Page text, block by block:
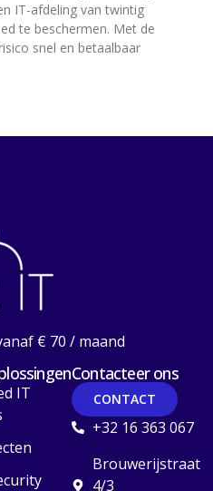
IT-afdeling van twintig
te beschermen. Met de
snel en betaalbaar
€ 70 / maand
IT
Contacteer ons
CONTACT
+32 16 363 067
Brouwerijstraat
4/3